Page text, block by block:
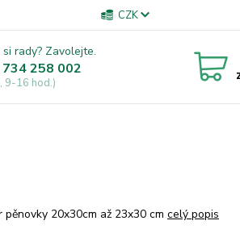
CZK
rady? Zavolejte.
258 002
9-16 hod.)
pěnovky 20x30cm až 23x30 cm celý popis